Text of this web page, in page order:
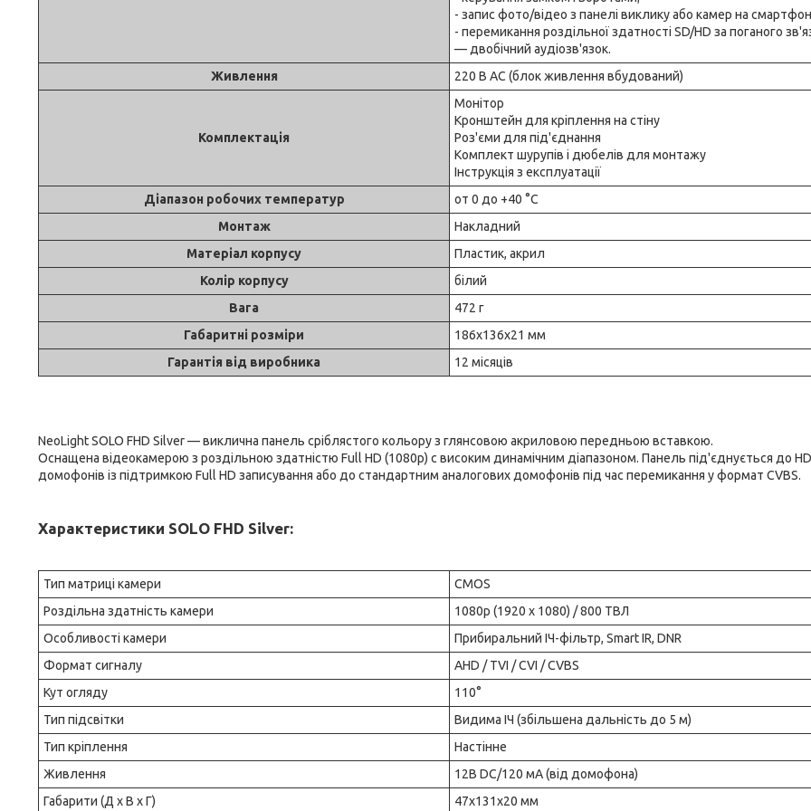
- запис фото/відео з панелі виклику або камер на
- перемикання роздільної здатності SD/HD за поганого
— двобічний аудіозв'язок.
Живлення
220 В AC (блок живлення вбудований)
Комплектація
Монітор
Кронштейн для кріплення на стіну
Роз'єми для під'єднання
Комплект шурупів і дюбелів для монтажу
Інструкція з експлуатації
Діапазон робочих температур
от 0 до +40 °C
Монтаж
Накладний
Матеріал корпусу
Пластик, акрил
Колір корпусу
білий
Вага
472 г
Габаритні розміри
186х136х21 мм
Гарантія від виробника
12 місяців
NeoLight SOLO FHD Silver — виклична панель сріблястого кольору з глянсовою акриловою передньою вставкою.
Оснащена відеокамерою з роздільною здатністю Full HD (1080p) с високим динамічним діапазоном. Панель під'єднується до HD
домофонів із підтримкою Full HD записування або до стандартним аналогових домофонів під час перемикання у формат CVBS.
Характеристики SOLO FHD Silver:
Тип матриці камери
CMOS
Роздільна здатність камери
1080p (1920 х 1080) / 800 ТВЛ
Особливості камери
Прибиральний ІЧ-фільтр, Smart IR, DNR
Формат сигналу
AHD / TVI / CVI / CVBS
Кут огляду
110°
Тип підсвітки
Видима ІЧ (збільшена дальність до 5 м)
Тип кріплення
Настінне
Живлення
12В DC/120 мА (від домофона)
Габарити (Д х В х Г)
47х131х20 мм